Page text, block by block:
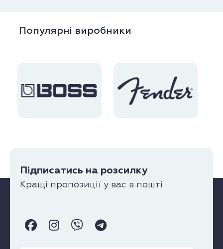
Популярні виробники
Підписатись на розсилку
Кращі пропозиції у вас в пошті